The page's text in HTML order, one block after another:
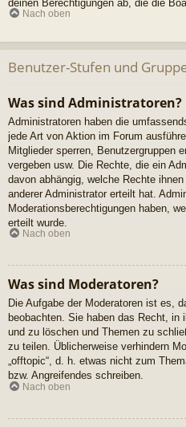
deinen Berechtigungen ab, die die
Nach oben
Benutzer-Stufen und
Was sind Administratoren?
Administratoren haben die
jede Art von Aktion im Forum
Mitglieder sperren, Benutzergruppen
vergeben usw. Die Rechte, die ein
davon abhängig, welche Rechte
anderer Administrator erteilt hat.
Moderationsberechtigungen haben,
erteilt wurde.
Nach oben
Was sind Moderatoren?
Die Aufgabe der Moderatoren ist es,
beobachten. Sie haben das Recht, in
und zu löschen und Themen zu
zu teilen. Üblicherweise verhindern
„offtopic“, d. h. etwas nicht zum
bzw. Angreifendes schreiben.
Nach oben